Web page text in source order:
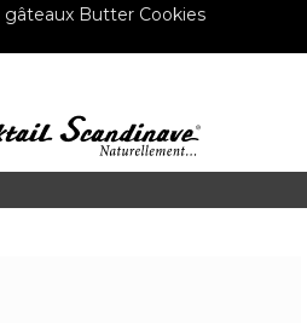
gâteaux Butter Cookies